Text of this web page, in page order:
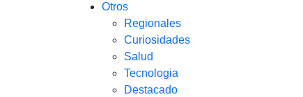
Otros
Regionales
Curiosidades
Salud
Tecnologia
Destacado